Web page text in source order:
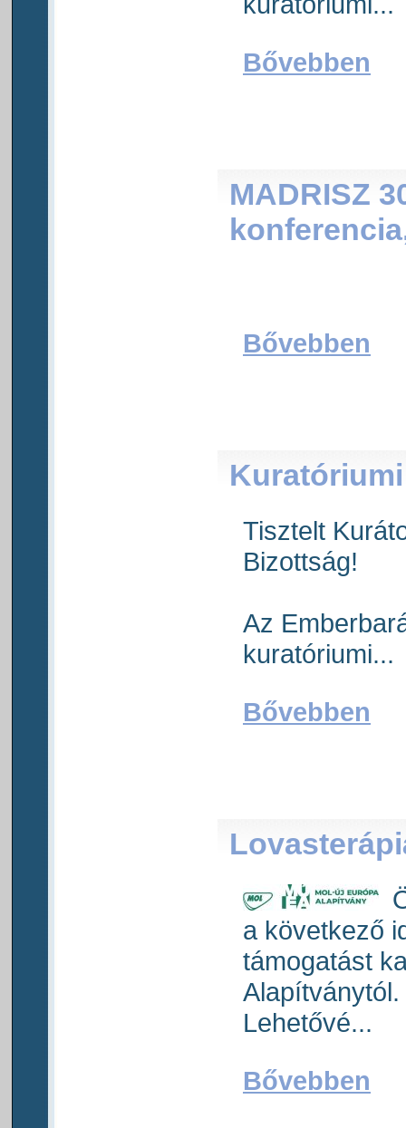
Bővebben
MADRISZ
Bővebben
Kuratóriumi
Tisztelt
Bizottság!
Az
kuratóriumi...
Bővebben
a következő
támogatást
Alapítványtól.
Lehetővé...
Bővebben